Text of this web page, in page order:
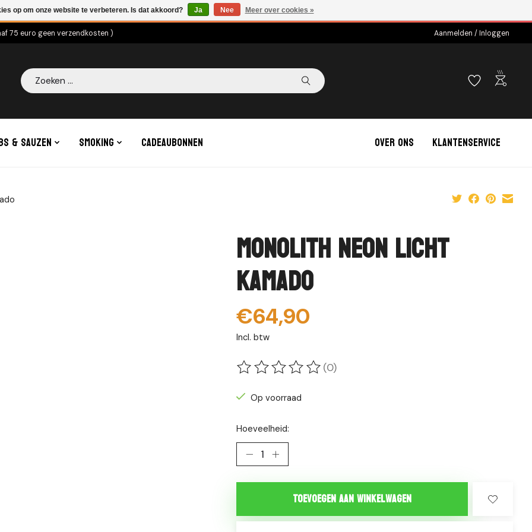
75 euro geen verzendkosten ) Aanmelden / Inloggen
Zoeken outdoor_grill
& Sauzen Smoking Cadeaubonnen Over ons Klantenservice
Monolith Neon Licht
Kamado
€64,90
Incl. btw
De beoordeling van dit product is
(0)
Op voorraad
Hoeveelheid:
Toevoegen aan winkelwagen
op om onze website te verbeteren. Is dat akkoord? Ja Nee Meer over cookies »